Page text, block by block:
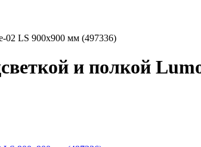
02 LS 900x900 мм (497336)
и полкой